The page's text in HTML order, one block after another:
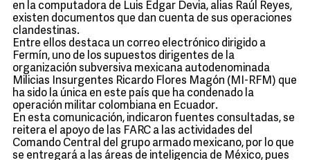
en la computadora de Luis Édgar Devia, alias Raúl Reyes,
existen documentos que dan cuenta de sus operaciones
clandestinas.
Entre ellos destaca un correo electrónico dirigido a
Fermín, uno de los supuestos dirigentes de la
organización subversiva mexicana autodenominada
Milicias Insurgentes Ricardo Flores Magón (MI-RFM) que
ha sido la única en este país que ha condenado la
operación militar colombiana en Ecuador.
En esta comunicación, indicaron fuentes consultadas, se
reitera el apoyo de las FARC a las actividades del
Comando Central del grupo armado mexicano, por lo que
se entregará a las áreas de inteligencia de México, pues